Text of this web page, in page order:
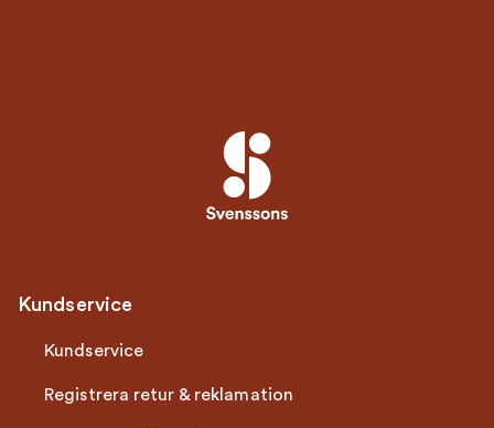
Kundservice
Kundservice
Registrera retur & reklamation